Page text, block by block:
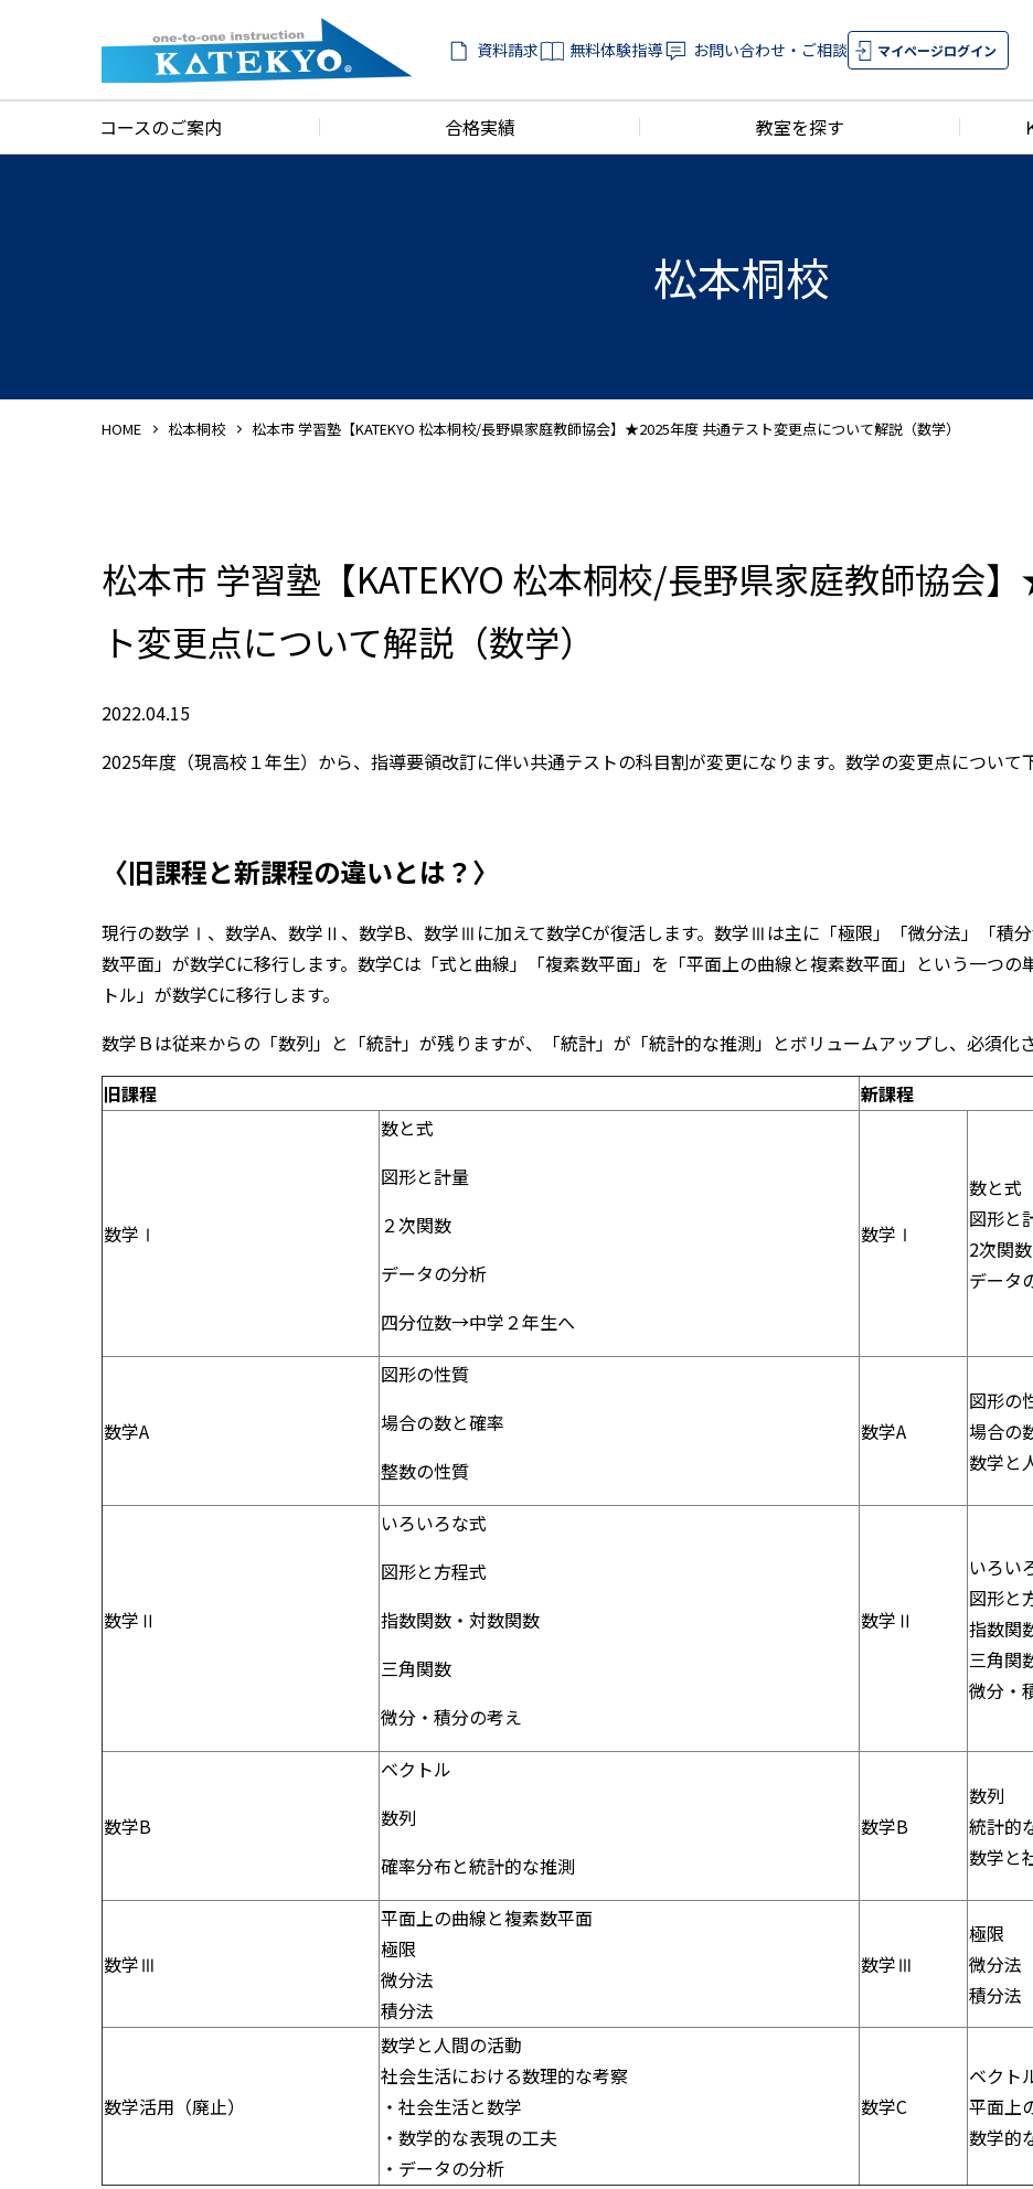
資料請求 無料体験指導 お問い合わせ・ご相談 マイページログイン
コースのご案内 合格実績 教室を探す
松本桐校
HOME 松本桐校 松本市 学習塾【KATEKYO 松本桐校/長野県家庭教師協会】★2025年度 共通テスト変更点について解説（数学）
松本市 学習塾【KATEKYO 松本桐校/長野県家庭教師協会
ト変更点について解説（数学）
2022.04.15
2025年度（現高校１年生）から、指導要領改訂に伴い共通テストの科目割が変更になります。数学の変更点について
〈旧課程と新課程の違いとは？〉
現行の数学Ⅰ、数学A、数学Ⅱ、数学B、数学Ⅲに加えて数学Cが復活します。数学Ⅲは主に「極限」「微分法」「積
数平面」が数学Cに移行します。数学Cは「式と曲線」「複素数平面」を「平面上の曲線と複素数平面」という一つ
トル」が数学Cに移行します。
数学Ｂは従来からの「数列」と「統計」が残りますが、「統計」が「統計的な推測」とボリュームアップし、必須化さ
旧課程
新課程
数学Ⅰ
数と式
図形と計量
２次関数
データの分析
四分位数→中学２年生へ
数学Ⅰ
数と式
図形と
2次関数
データ
数学A
図形の性質
場合の数と確率
整数の性質
数学A
図形の
場合の
数学と
数学Ⅱ
いろいろな式
図形と方程式
指数関数・対数関数
三角関数
微分・積分の考え
数学Ⅱ
いろい
図形と
指数関
三角関
微分・
数学B
ベクトル
数列
確率分布と統計的な推測
数学B
数列
統計的
数学と
数学Ⅲ
平面上の曲線と複素数平面
極限
微分法
積分法
数学Ⅲ
極限
微分法
積分法
数学活用（廃止）
数学と人間の活動
社会生活における数理的な考察
・社会生活と数学
・数学的な表現の工夫
・データの分析
数学C
ベクト
平面上
数学的